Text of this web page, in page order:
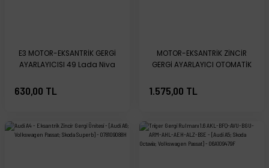
E3 MOTOR-EKSANTRİK GERGİ
AYARLAYICISI 49 Lada Niva
630,00 TL
MOTOR-EKSANTRİK ZİNCİR
GERGİ AYARLAYICI OTOMATİK
1.575,00 TL